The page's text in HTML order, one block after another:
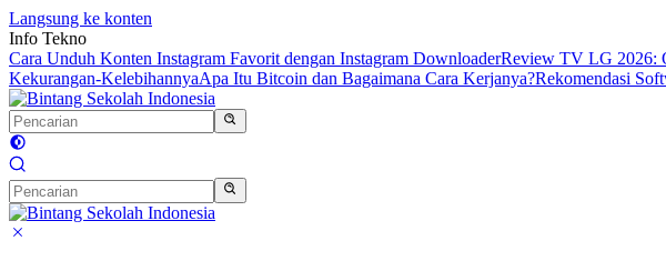
Langsung ke konten
Info Tekno
Cara Unduh Konten Instagram Favorit dengan Instagram DownloaderReview TV LG 2026:
Kekurangan-KelebihannyaApa Itu Bitcoin dan Bagaimana Cara Kerjanya?Rekomendasi